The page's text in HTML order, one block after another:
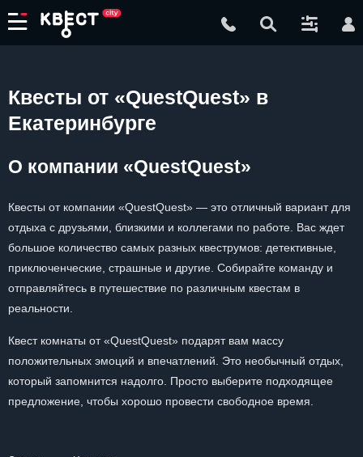
Квесты от «QuestQuest» в
Екатеринбурге
О компании «QuestQuest»
Квесты от компании «QuestQuest» — это отличный вариант для
отдыха с друзьями, близкими и коллегами по работе. Вас ждет
большое количество самых разных квеструмов: детективные,
приключенческие, страшные и другие. Собирайте команду и
отправляйтесь в путешествие по различным квестам в
реальности.
Квест комнаты от «QuestQuest» подарят вам массу
положительных эмоций и впечатлений. Это необычный отдых,
который запомнится надолго. Просто выберите подходящее
предложение, чтобы хорошо провести свободное время.